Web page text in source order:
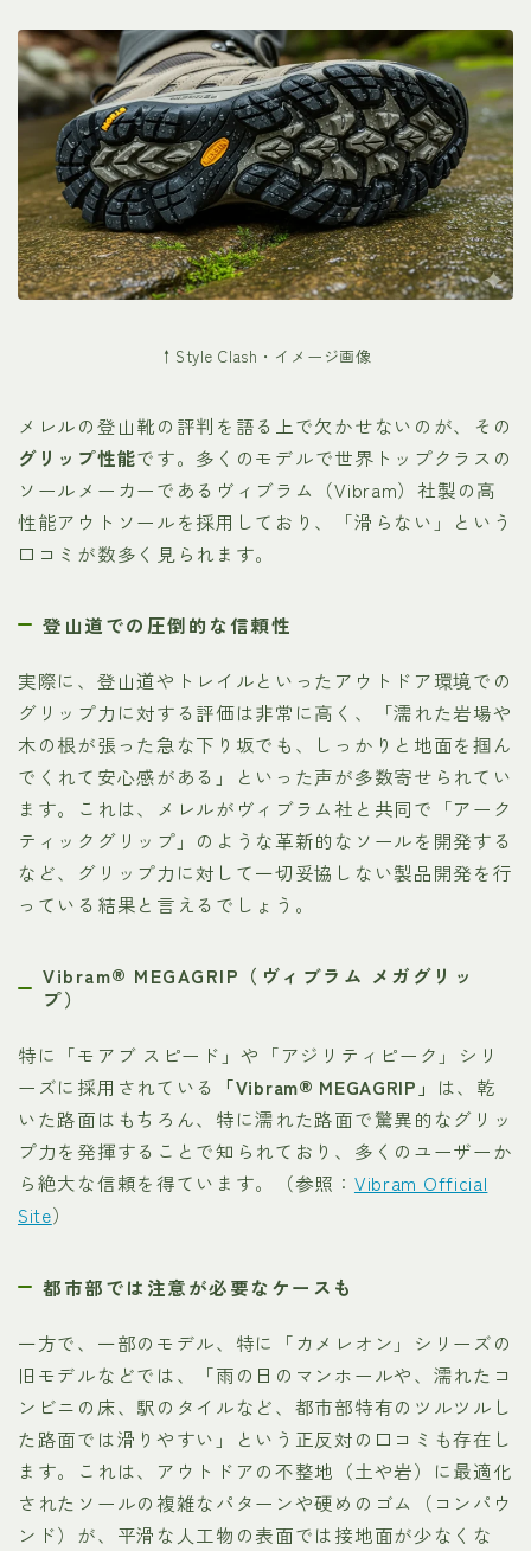
↑Style Clash・イメージ画像
メレルの登山靴の評判を語る上で欠かせないのが、その
グリップ性能です。多くのモデルで世界トップクラスの
ソールメーカーであるヴィブラム（Vibram）社製の高
性能アウトソールを採用しており、「滑らない」という
口コミが数多く見られます。
登山道での圧倒的な信頼性
実際に、登山道やトレイルといったアウトドア環境での
グリップ力に対する評価は非常に高く、「濡れた岩場や
木の根が張った急な下り坂でも、しっかりと地面を掴ん
でくれて安心感がある」といった声が多数寄せられてい
ます。これは、メレルがヴィブラム社と共同で「アーク
ティックグリップ」のような革新的なソールを開発する
など、グリップ力に対して一切妥協しない製品開発を行
っている結果と言えるでしょう。
Vibram® MEGAGRIP（ヴィブラム メガグリッ
プ）
特に「モアブ スピード」や「アジリティピーク」シリ
ーズに採用されている
「Vibram® MEGAGRIP」 は、乾
いた路面はもちろん、特に濡れた路面で驚異的なグリッ
プ力を発揮することで知られており、多くのユーザーか
ら絶大な信頼を得ています。（参照： Vibram Official
Site）
都市部では注意が必要なケースも
一方で、一部のモデル、特に「カメレオン」シリーズの
旧モデルなどでは、「雨の日のマンホールや、濡れたコ
ンビニの床、駅のタイルなど、都市部特有のツルツルし
た路面では滑りやすい」という正反対の口コミも存在し
ます。これは、アウトドアの不整地（土や岩）に最適化
されたソールの複雑なパターンや硬めのゴム（コンパウ
ンド）が、平滑な人工物の表面では接地面が少なくな